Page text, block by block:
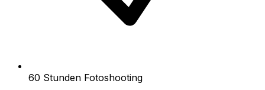
60 Stunden Fotoshooting